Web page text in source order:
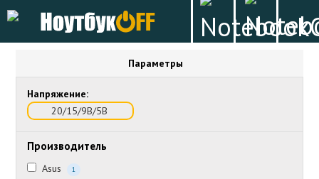
Параметры
Напряжение:
20/15/9В/5В
Производитель
Asus 1